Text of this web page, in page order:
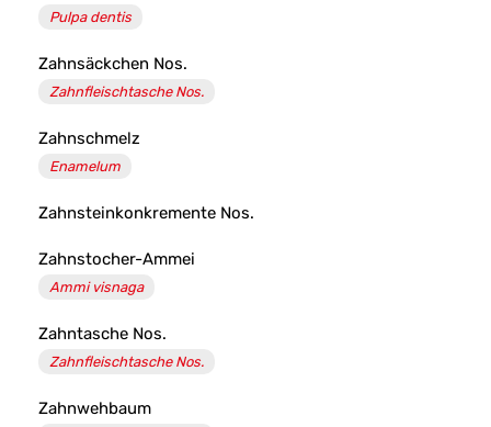
Pulpa dentis
Zahnsäckchen Nos.
Zahnfleischtasche Nos.
Zahnschmelz
Enamelum
Zahnsteinkonkremente Nos.
Zahnstocher-Ammei
Ammi visnaga
Zahntasche Nos.
Zahnfleischtasche Nos.
Zahnwehbaum